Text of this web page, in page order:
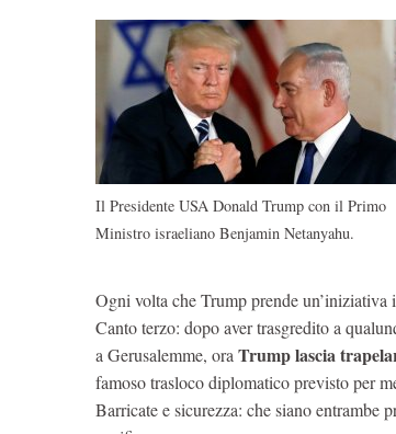
Il Presidente USA Donald Trump con il Primo
Ministro israeliano Benjamin Netanyahu.
Ogni volta che Trump prende
Canto terzo: dopo aver trasgredito a
a Gerusalemme, ora Trump lascia
famoso trasloco diplomatico previsto per
Barricate e sicurezza: che siano entrambe